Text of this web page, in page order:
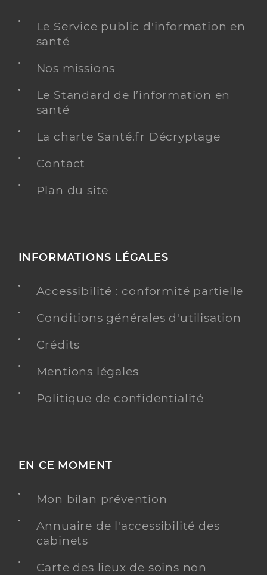
Le Service public d'information en
santé
Nos missions
Le Standard de l’information en
santé
La charte Santé.fr Décryptage
Contact
Plan du site
INFORMATIONS LÉGALES
Accessibilité : conformité partielle
Conditions générales d'utilisation
Crédits
Mentions légales
Politique de confidentialité
EN CE MOMENT
Mon bilan prévention
Annuaire de l'accessibilité des
cabinets
Carte des lieux de soins non